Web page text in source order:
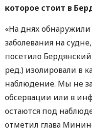
которое стоит в
«На днях
заболевания на
посетило
ред.) изолировали в
наблюдение. Мы не
обсервации или в
остаются под
отметил глава